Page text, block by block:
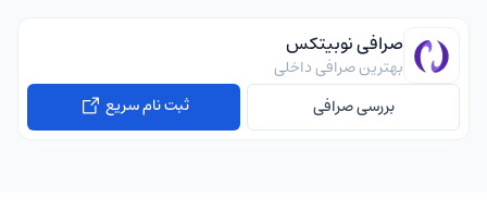
صرافی نوبیتکس
بهترین صرافی داخلی
بررسی صرافی
ثبت نام سریع